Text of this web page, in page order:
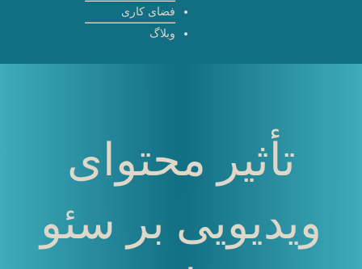
فضای کاری
وبلاگ
تأثیر محتوای
ویدیویی بر سئو